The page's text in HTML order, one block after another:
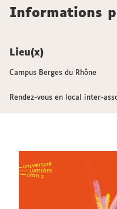
Informations
Lieu(x)
Campus Berges du Rhône
Rendez-vous en local inter-